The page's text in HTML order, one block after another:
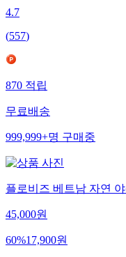
4.7
(557)
870적립
무료배송
999,999+명구매중
플로비즈 베트남 자연
45,000원
60%17,900원